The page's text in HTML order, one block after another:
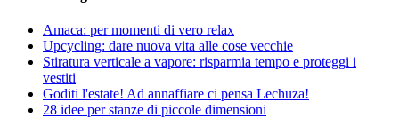
Amaca: per momenti di vero relax
Upcycling: dare nuova vita alle cose vecchie
Stiratura verticale a vapore: risparmia tempo e proteggi i
vestiti
Goditi l'estate! Ad annaffiare ci pensa Lechuza!
28 idee per stanze di piccole dimensioni